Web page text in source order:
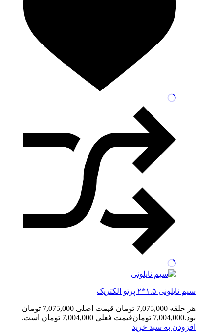
سیم نایلونی ۱.۵*۲ پرتو الکتریک
هر حلقه 7,075,000 تومان
قیمت اصلی 7,075,000 تومان
بود.7,004,000 تومانقیمت فعلی 7,004,000 تومان است.
افزودن به سبد خرید